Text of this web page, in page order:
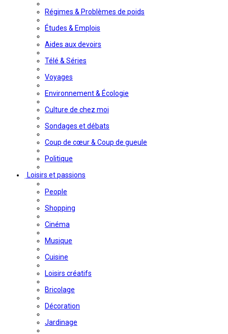
Régimes & Problèmes de poids
Études & Emplois
Aides aux devoirs
Télé & Séries
Voyages
Environnement & Écologie
Culture de chez moi
Sondages et débats
Coup de cœur & Coup de gueule
Politique
Loisirs et passions
People
Shopping
Cinéma
Musique
Cuisine
Loisirs créatifs
Bricolage
Décoration
Jardinage